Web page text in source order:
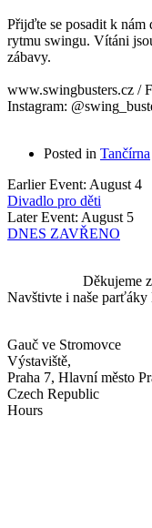
Přijďte se posadit k nám
rytmu swingu. Vítáni
zábavy.
www.swingbusters.cz /
Instagram:
Posted in Tančírna
Earlier Event: August 4
Divadlo pro děti
Later Event: August 5
DNES ZAVŘENO
Děkujeme
Navštivte i naše
Gauč ve Stromovce
Výstaviště,
Praha 7, Hlavní město
Czech Republic
Hours